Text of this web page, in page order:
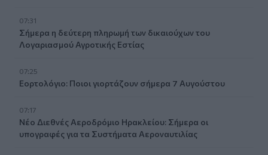
07:31
Σήμερα η δεύτερη πληρωμή των δικαιούχων του
Λογαριασμού Αγροτικής Εστίας
07:25
Εορτολόγιο: Ποιοι γιορτάζουν σήμερα 7 Αυγούστου
07:17
Νέο Διεθνές Αεροδρόμιο Ηρακλείου: Σήμερα οι
υπογραφές για τα Συστήματα Αεροναυτιλίας